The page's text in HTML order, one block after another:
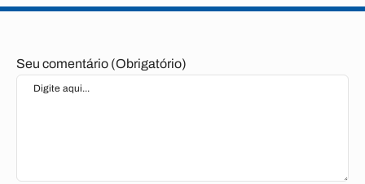
Seu comentário (Obrigatório)